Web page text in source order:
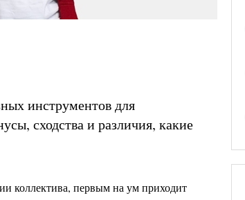
инструментов для
сходства и различия, какие
коллектива, первым на ум приходит